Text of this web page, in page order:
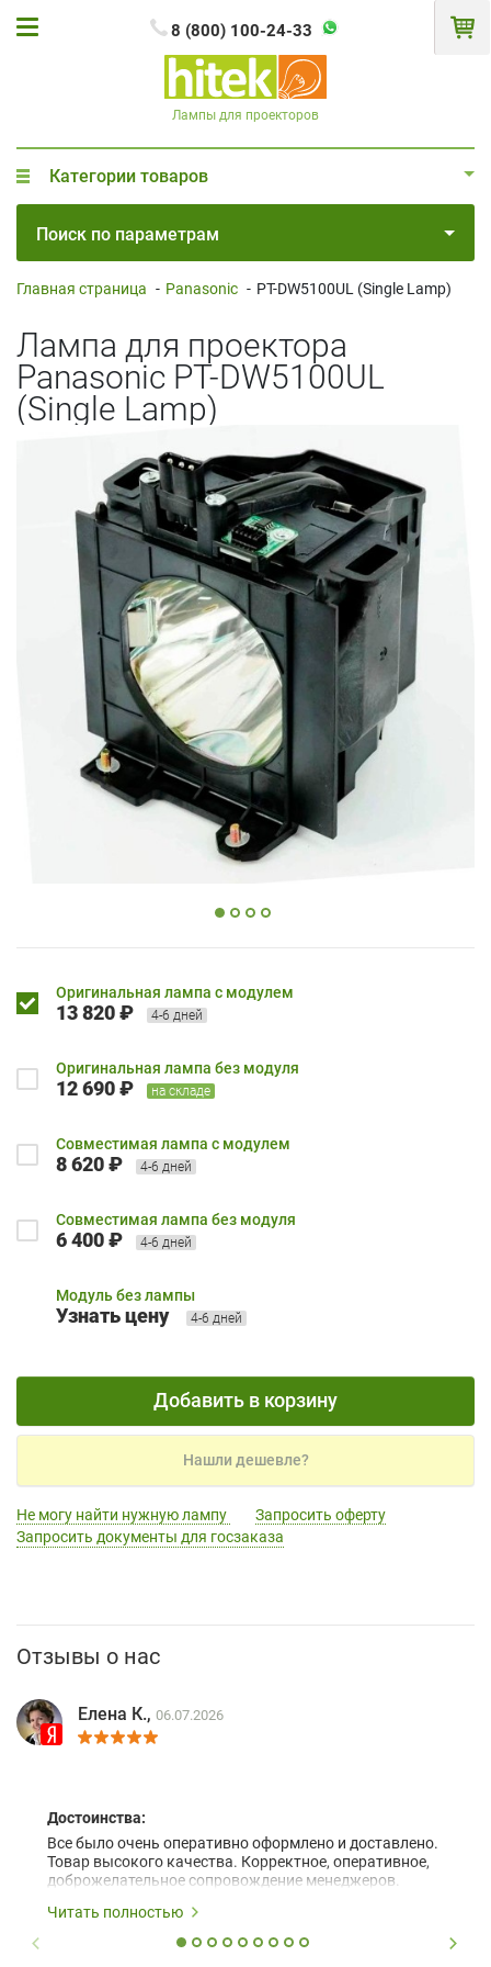
8 (800) 100-24-33
Лампы для проекторов
Категории товаров
Поиск по параметрам
Главная страница - Panasonic - PT-DW5100UL (Single Lamp)
Лампа для проектора
Panasonic PT-DW5100UL
(Single Lamp)
Оригинальная лампа с модулем
13 820 ₽ 4-6 дней
Оригинальная лампа без модуля
12 690 ₽ на складе
Совместимая лампа с модулем
8 620 ₽ 4-6 дней
Совместимая лампа без модуля
6 400 ₽ 4-6 дней
Модуль без лампы
Узнать цену 4-6 дней
Добавить в корзину
Нашли дешевле?
Не могу найти нужную лампу
Запросить оферту
Запросить документы для госзаказа
Отзывы о нас
Елена К., 06.07.2026
Достоинства:
Все было очень оперативно оформлено и доставлено.
Товар высокого качества. Корректное, оперативное,
доброжелательное сопровождение менеджеров.
Читать полностью